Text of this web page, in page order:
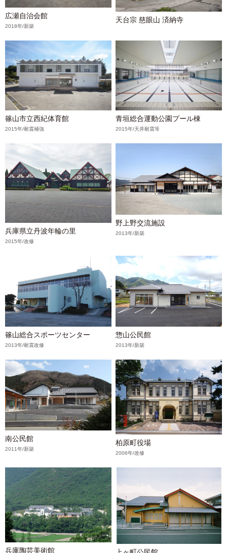
広瀬自治会館
2018年/新築
天台宗 慈眼山 済納寺
篠山市立西紀体育館
2015年/耐震補強
青垣総合運動公園プール棟
2015年/天井耐震等
兵庫県立丹波年輪の里
2015年/改修
野上野交流施設
2013年/新築
篠山総合スポーツセンター
2013年/耐震改修
惣山公民館
2013年/新築
南公民館
2011年/新築
柏原町役場
2006年/改修
兵庫陶芸美術館